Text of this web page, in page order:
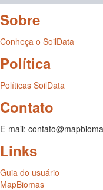
Sobre
Conheça o SoilData
Política
Políticas SoilData
Contato
E-mail:
Links
Guia do usuário
MapBiomas